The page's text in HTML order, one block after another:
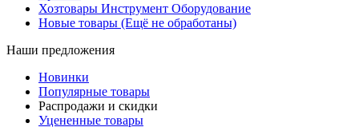
Хозтовары Инструмент Оборудование
Новые товары (Ещё не обработаны)
Наши предложения
Новинки
Популярные товары
Распродажи и скидки
Уцененные товары